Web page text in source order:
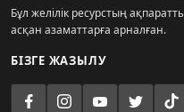
Бұл желілік ресурстың
асқан азаматтарға арналған.
БІЗГЕ ЖАЗЫЛУ